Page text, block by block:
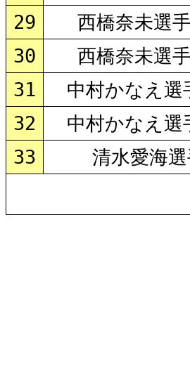
29
西橋奈未選
30
西橋奈未選
31
中村かなえ
32
中村かなえ
33
清水愛海